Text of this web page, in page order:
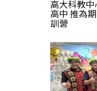
高大科教
高中 推為
訓營